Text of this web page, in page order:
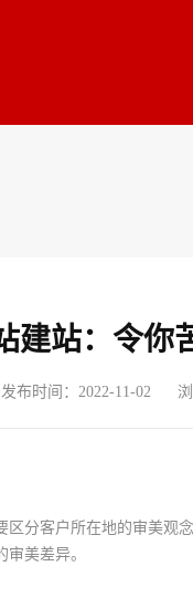
建站：令你
发布时间：2022-11-02
分客户所在地的审美观
美差异。